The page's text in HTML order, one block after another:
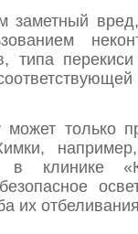
заметный
типа
только
в клинике
их